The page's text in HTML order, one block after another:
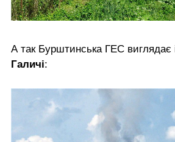
А так Бурштинська ГЕС виглядає
Галичі: